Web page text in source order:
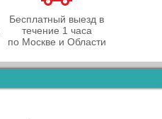
Бесплатный выезд в
течение 1 часа
по Москве и Области